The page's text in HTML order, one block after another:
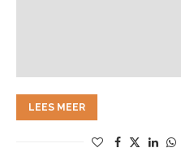
LEES MEER